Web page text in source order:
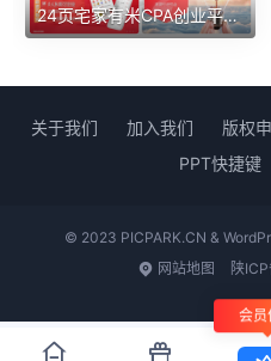
24页宅家有米CPA创业平台演示PPT
关于我们 加入我们 版权
PPT快捷键
© 2023 PICPARK.CN &
网站地图
陕
会员